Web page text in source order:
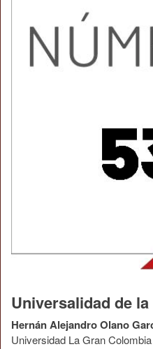
Universalidad de
Hernán Alejandro Olano
Universidad La Gran Colombia